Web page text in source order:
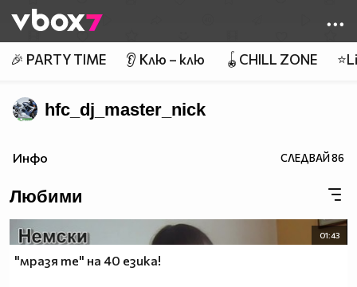
👾
🎉 PARTY TIME 👂 Клю – клю 🪀CHILL ZONE
hfc_dj_master_nick
Инфо СЛЕДВАЙ86
Любими
01:43
"мразя те" на 40 езика!